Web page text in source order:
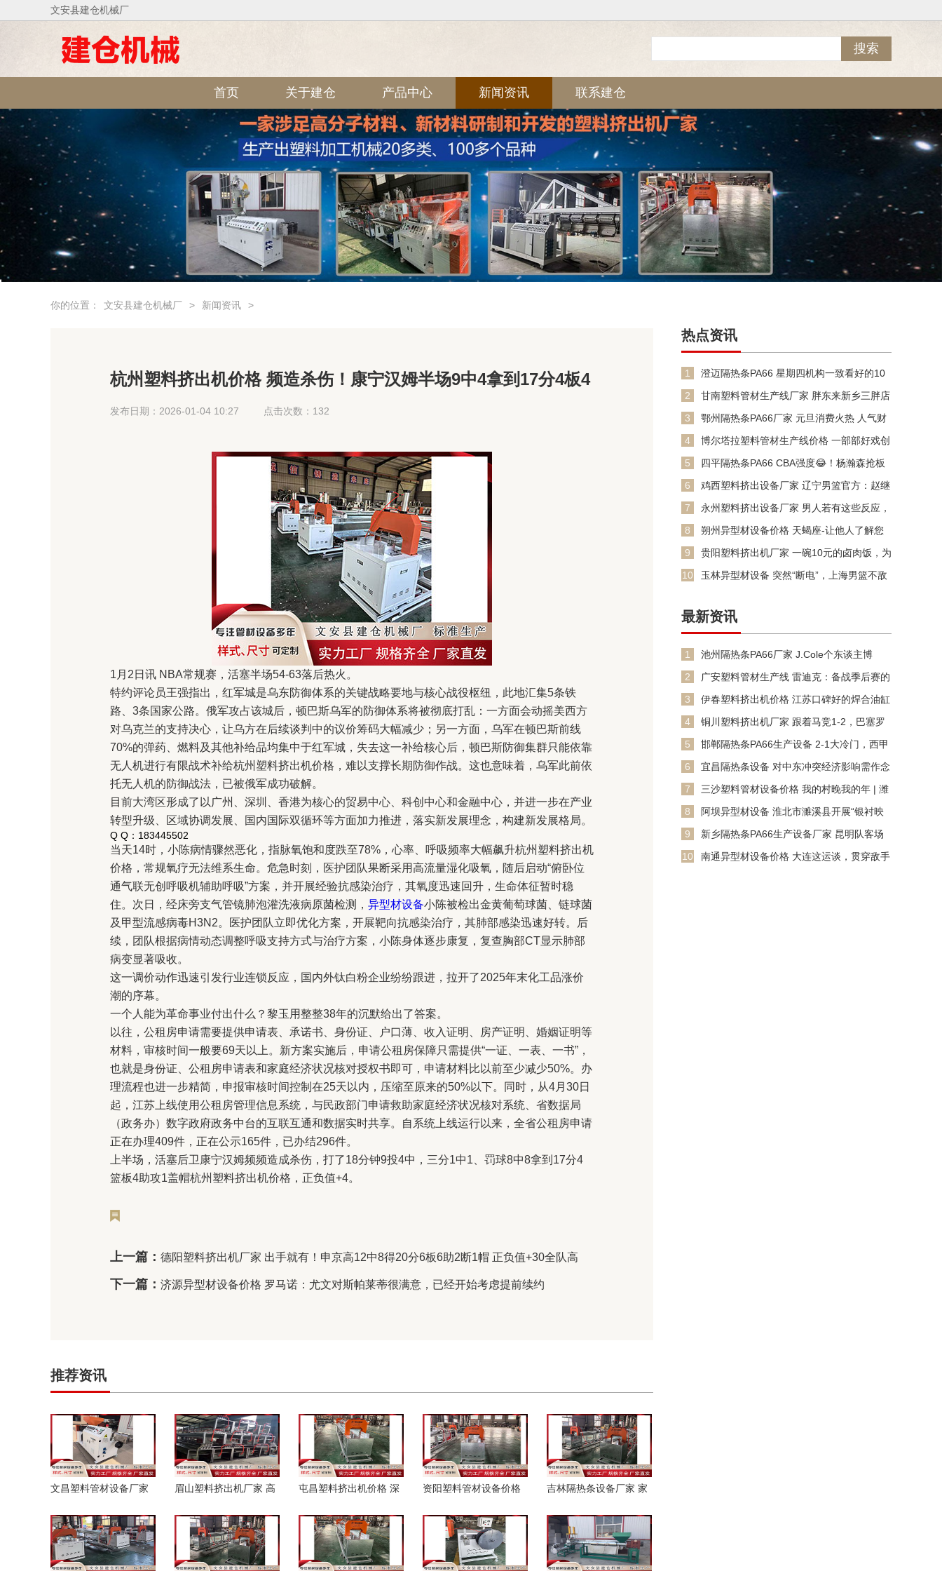
文安县建仓机械厂
首页 关于建仓 产品中心 新闻资讯 联系建仓
你的位置： 文安县建仓机械厂 > 新闻资讯 >
杭州塑料挤出机价格 频造杀伤！康宁汉姆半场9中4拿到17分4板4
发布日期：2026-01-04 10:27 点击次数：132
1月2日讯 NBA常规赛，活塞半场54-63落后热火。
特约评论员王强指出，红军城是乌东防御体系的关键战略要地与核心战役枢纽，此地汇集5条铁
路、3条国家公路。俄军攻占该城后，顿巴斯乌军的防御体系将被彻底打乱：一方面会动摇美西方
对乌克兰的支持决心，让乌方在后续谈判中的议价筹码大幅减少；另一方面，乌军在顿巴斯前线
70%的弹药、燃料及其他补给品均集中于红军城，失去这一补给核心后，顿巴斯防御集群只能依靠
无人机进行有限战术补给杭州塑料挤出机价格，难以支撑长期防御作战。这也意味着，乌军此前依
托无人机的防御战法，已被俄军成功破解。
目前大湾区形成了以广州、深圳、香港为核心的贸易中心、科创中心和金融中心，并进一步在产业
转型升级、区域协调发展、国内国际双循环等方面加力推进，落实新发展理念，构建新发展格局。
Q Q：183445502
当天14时，小陈病情骤然恶化，指脉氧饱和度跌至78%，心率、呼吸频率大幅飙升杭州塑料挤出机
价格，常规氧疗无法维系生命。危急时刻，医护团队果断采用高流量湿化吸氧，随后启动“俯卧位
通气联无创呼吸机辅助呼吸”方案，并开展经验抗感染治疗，其氧度迅速回升，生命体征暂时稳
住。次日，经床旁支气管镜肺泡灌洗液病原菌检测， 异型材设备小陈被检出金黄葡萄球菌、链球菌
及甲型流感病毒H3N2。医护团队立即优化方案，开展靶向抗感染治疗，其肺部感染迅速好转。后
续，团队根据病情动态调整呼吸支持方式与治疗方案，小陈身体逐步康复，复查胸部CT显示肺部
病变显著吸收。
这一调价动作迅速引发行业连锁反应，国内外钛白粉企业纷纷跟进，拉开了2025年末化工品涨价
潮的序幕。
一个人能为革命事业付出什么？黎玉用整整38年的沉默给出了答案。
以往，公租房申请需要提供申请表、承诺书、身份证、户口薄、收入证明、房产证明、婚姻证明等
材料，审核时间一般要69天以上。新方案实施后，申请公租房保障只需提供“一证、一表、一书”，
也就是身份证、公租房申请表和家庭经济状况核对授权书即可，申请材料比以前至少减少50%。办
理流程也进一步精简，申报审核时间控制在25天以内，压缩至原来的50%以下。同时，从4月30日
起，江苏上线使用公租房管理信息系统，与民政部门申请救助家庭经济状况核对系统、省数据局
（政务办）数字政府政务中台的互联互通和数据实时共享。自系统上线运行以来，全省公租房申请
正在办理409件，正在公示165件，已办结296件。
上半场，活塞后卫康宁汉姆频频造成杀伤，打了18分钟9投4中，三分1中1、罚球8中8拿到17分4
篮板4助攻1盖帽杭州塑料挤出机价格，正负值+4。
上一篇： 德阳塑料挤出机厂家 出手就有！申京高12中8得20分6板6助2断1帽 正负值+30全队高
下一篇： 济源异型材设备价格 罗马诺：尤文对斯帕莱蒂很满意，已经开始考虑提前续约
推荐资讯
文昌塑料管材设备厂家
眉山塑料挤出机厂家 高
屯昌塑料挤出机价格 深
资阳塑料管材设备价格
吉林隔热条设备厂家 家
推
热点资讯
1
澄迈隔热条PA66 星期四机构一致看好的10
2
甘南塑料管材生产线厂家 胖东来新乡三胖店
3
鄂州隔热条PA66厂家 元旦消费火热 人气财
4
博尔塔拉塑料管材生产线价格 一部部好戏创
5
四平隔热条PA66 CBA强度😂！杨瀚森抢板
6
鸡西塑料挤出设备厂家 辽宁男篮官方：赵继
7
永州塑料挤出设备厂家 男人若有这些反应，
8
朔州异型材设备价格 天蝎座-让他人了解您
9
贵阳塑料挤出机厂家 一碗10元的卤肉饭，为
10
玉林异型材设备 突然“断电”，上海男篮不敌
最新资讯
1
池州隔热条PA66厂家 J.Cole个东谈主博
2
广安塑料管材生产线 雷迪克：备战季后赛的
3
伊春塑料挤出机价格 江苏口碑好的焊合油缸
4
铜川塑料挤出机厂家 跟着马竞1-2，巴塞罗
5
邯郸隔热条PA66生产设备 2-1大冷门，西甲
6
宜昌隔热条设备 对中东冲突经济影响需作念
7
三沙塑料管材设备价格 我的村晚我的年 | 潍
8
阿坝异型材设备 淮北市濉溪县开展“银衬映
9
新乡隔热条PA66生产设备厂家 昆明队客场
10
南通异型材设备价格 大连这运谈，贯穿敌手